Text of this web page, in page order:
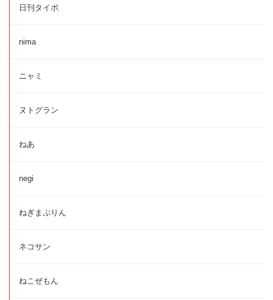
日刊タイポ
nima
ニャミ
ヌトグラン
ねあ
negi
ねぎまぷりん
ネコサン
ねこぜもん